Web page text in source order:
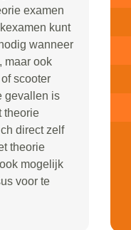
examen
kunt
wanneer
maar ook
scooter
gevallen is
theorie
direct zelf
theorie
mogelijk
voor te